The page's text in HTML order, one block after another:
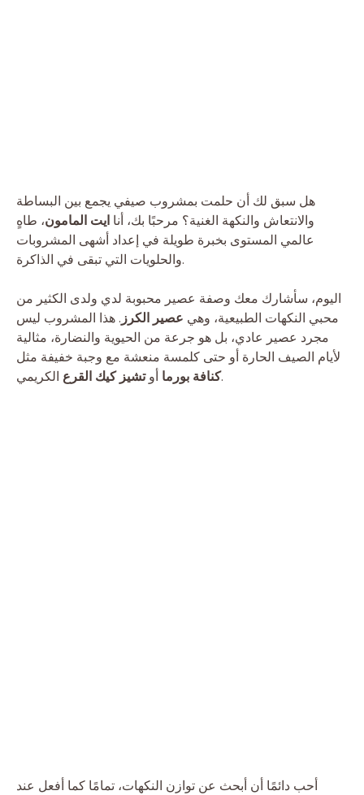
هل سبق لك أن حلمت بمشروب صيفي يجمع بين البساطة
والانتعاش والنكهة الغنية؟ مرحبًا بك، أنا ايت المامون، طاهٍ
عالمي المستوى بخبرة طويلة في إعداد أشهى المشروبات
والحلويات التي تبقى في الذاكرة.
اليوم، سأشارك معك وصفة عصير محبوبة لدي ولدى الكثير من
محبي النكهات الطبيعية، وهي عصير الكرز . هذا المشروب ليس
مجرد عصير عادي، بل هو جرعة من الحيوية والنضارة، مثالية
لأيام الصيف الحارة أو حتى كلمسة منعشة مع وجبة خفيفة مثل
كنافة بورما أوتشيز كيك القرع الكريمي.
أحب دائمًا أن أبحث عن توازن النكهات، تمامًا كما أفعل عند